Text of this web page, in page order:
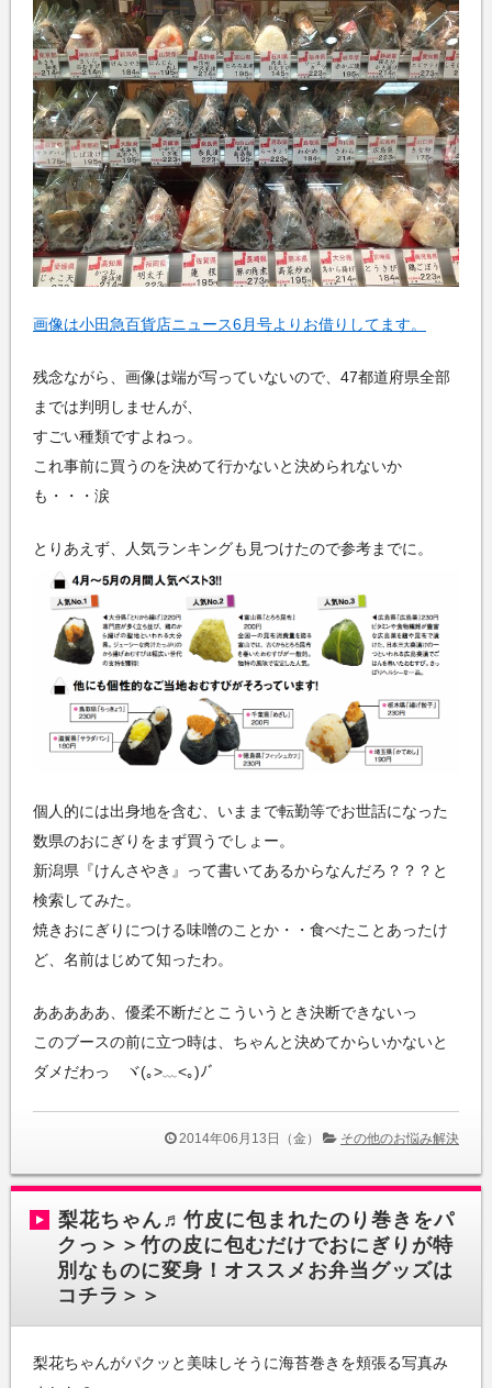
画像は小田急百貨店ニュース6月号よりお借りしてます。
残念ながら、画像は端が写っていないので、47都道府県全部
までは判明しませんが、
すごい種類ですよねっ。
これ事前に買うのを決めて行かないと決められないか
も・・・涙
とりあえず、人気ランキングも見つけたので参考までに。
個人的には出身地を含む、いままで転勤等でお世話になった
数県のおにぎりをまず買うでしょー。
新潟県『けんさやき』って書いてあるからなんだろ？？？と
検索してみた。
焼きおにぎりにつける味噌のことか・・食べたことあったけ
ど、名前はじめて知ったわ。
あああああ、優柔不断だとこういうとき決断できないっ
このブースの前に立つ時は、ちゃんと決めてからいかないと
ダメだわっ ヾ(｡>﹏<｡)ﾉﾞ
2014年06月13日（金） その他のお悩み解決
梨花ちゃん♬竹皮に包まれたのり巻きをパ
クっ＞＞竹の皮に包むだけでおにぎりが特
別なものに変身！オススメお弁当グッズは
コチラ＞＞
梨花ちゃんがパクッと美味しそうに海苔巻きを頬張る写真み